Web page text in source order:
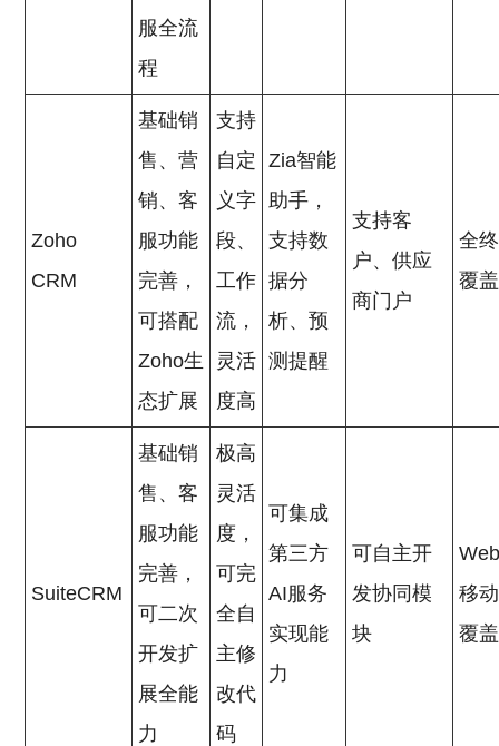
服全流
程
Zoho
CRM
基础销
售、营
销、客
服功能
完善，
可搭配
Zoho生
态扩展
支持
自定
义字
段、
工作
流，
灵活
度高
Zia智能
助手，
支持数
据分
析、预
测提醒
支持客
户、供应
商门户
全
覆盖
SuiteCRM
基础销
售、客
服功能
完善，
可二次
开发扩
展全能
力
极高
灵活
度，
可完
全自
主修
改代
码
可集成
第三方
AI服务
实现能
力
可自主开
发协同模
块
移
覆盖